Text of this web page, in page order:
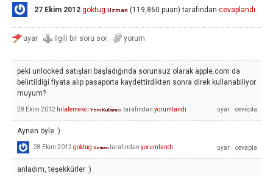
27 Ekim 2012 goktug Uzman (119,860 puan) tarafından cevaplandı
peki unlocked satışları başladığında sorunsuz olarak apple.com da
belirtildiği fiyata alıp pasaporta kaydettirdikten sonra direk kullanabiliyor
muyum?
28 Ekim 2012 hilalemekci Yeni Kullanıcı tarafından yorumlandı
Aynen öyle :)
28 Ekim 2012 goktug Uzman tarafından yorumlandı
anladım, teşekkürler :)